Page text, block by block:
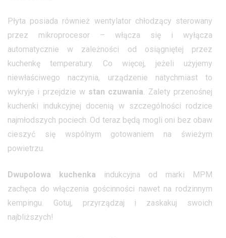
Płyta posiada również wentylator chłodzący sterowany
przez mikroprocesor – włącza się i wyłącza
automatycznie w zależności od osiągniętej przez
kuchenkę temperatury. Co więcej, jeżeli użyjemy
niewłaściwego naczynia, urządzenie natychmiast to
wykryje i przejdzie w stan czuwania. Zalety przenośnej
kuchenki indukcyjnej docenią w szczególności rodzice
najmłodszych pociech. Od teraz będą mogli oni bez obaw
cieszyć się wspólnym gotowaniem na świeżym
powietrzu.
Dwupolowa kuchenka indukcyjna od marki MPM
zachęca do włączenia gościnności nawet na rodzinnym
kempingu. Gotuj, przyrządzaj i zaskakuj swoich
najbliższych!